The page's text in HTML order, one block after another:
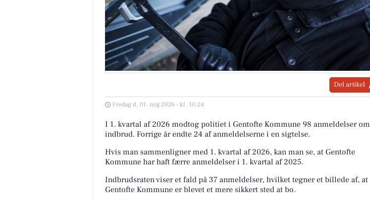
Del artikel
Fredag d. 01. maj 2026 - kl. 10:24
I 1. kvartal af 2026 modtog politiet i Gentofte Kommune 98 anmeldelser om
indbrud. Forrige år endte 24 af anmeldelserne i en sigtelse.
Hvis man sammenligner med 1. kvartal af 2026, kan man se, at Gentofte
Kommune har haft færre anmeldelser i 1. kvartal af 2025.
Indbrudsraten viser et fald på 37 anmeldelser, hvilket tegner et billede af, at
Gentofte Kommune er blevet et mere sikkert sted at bo.